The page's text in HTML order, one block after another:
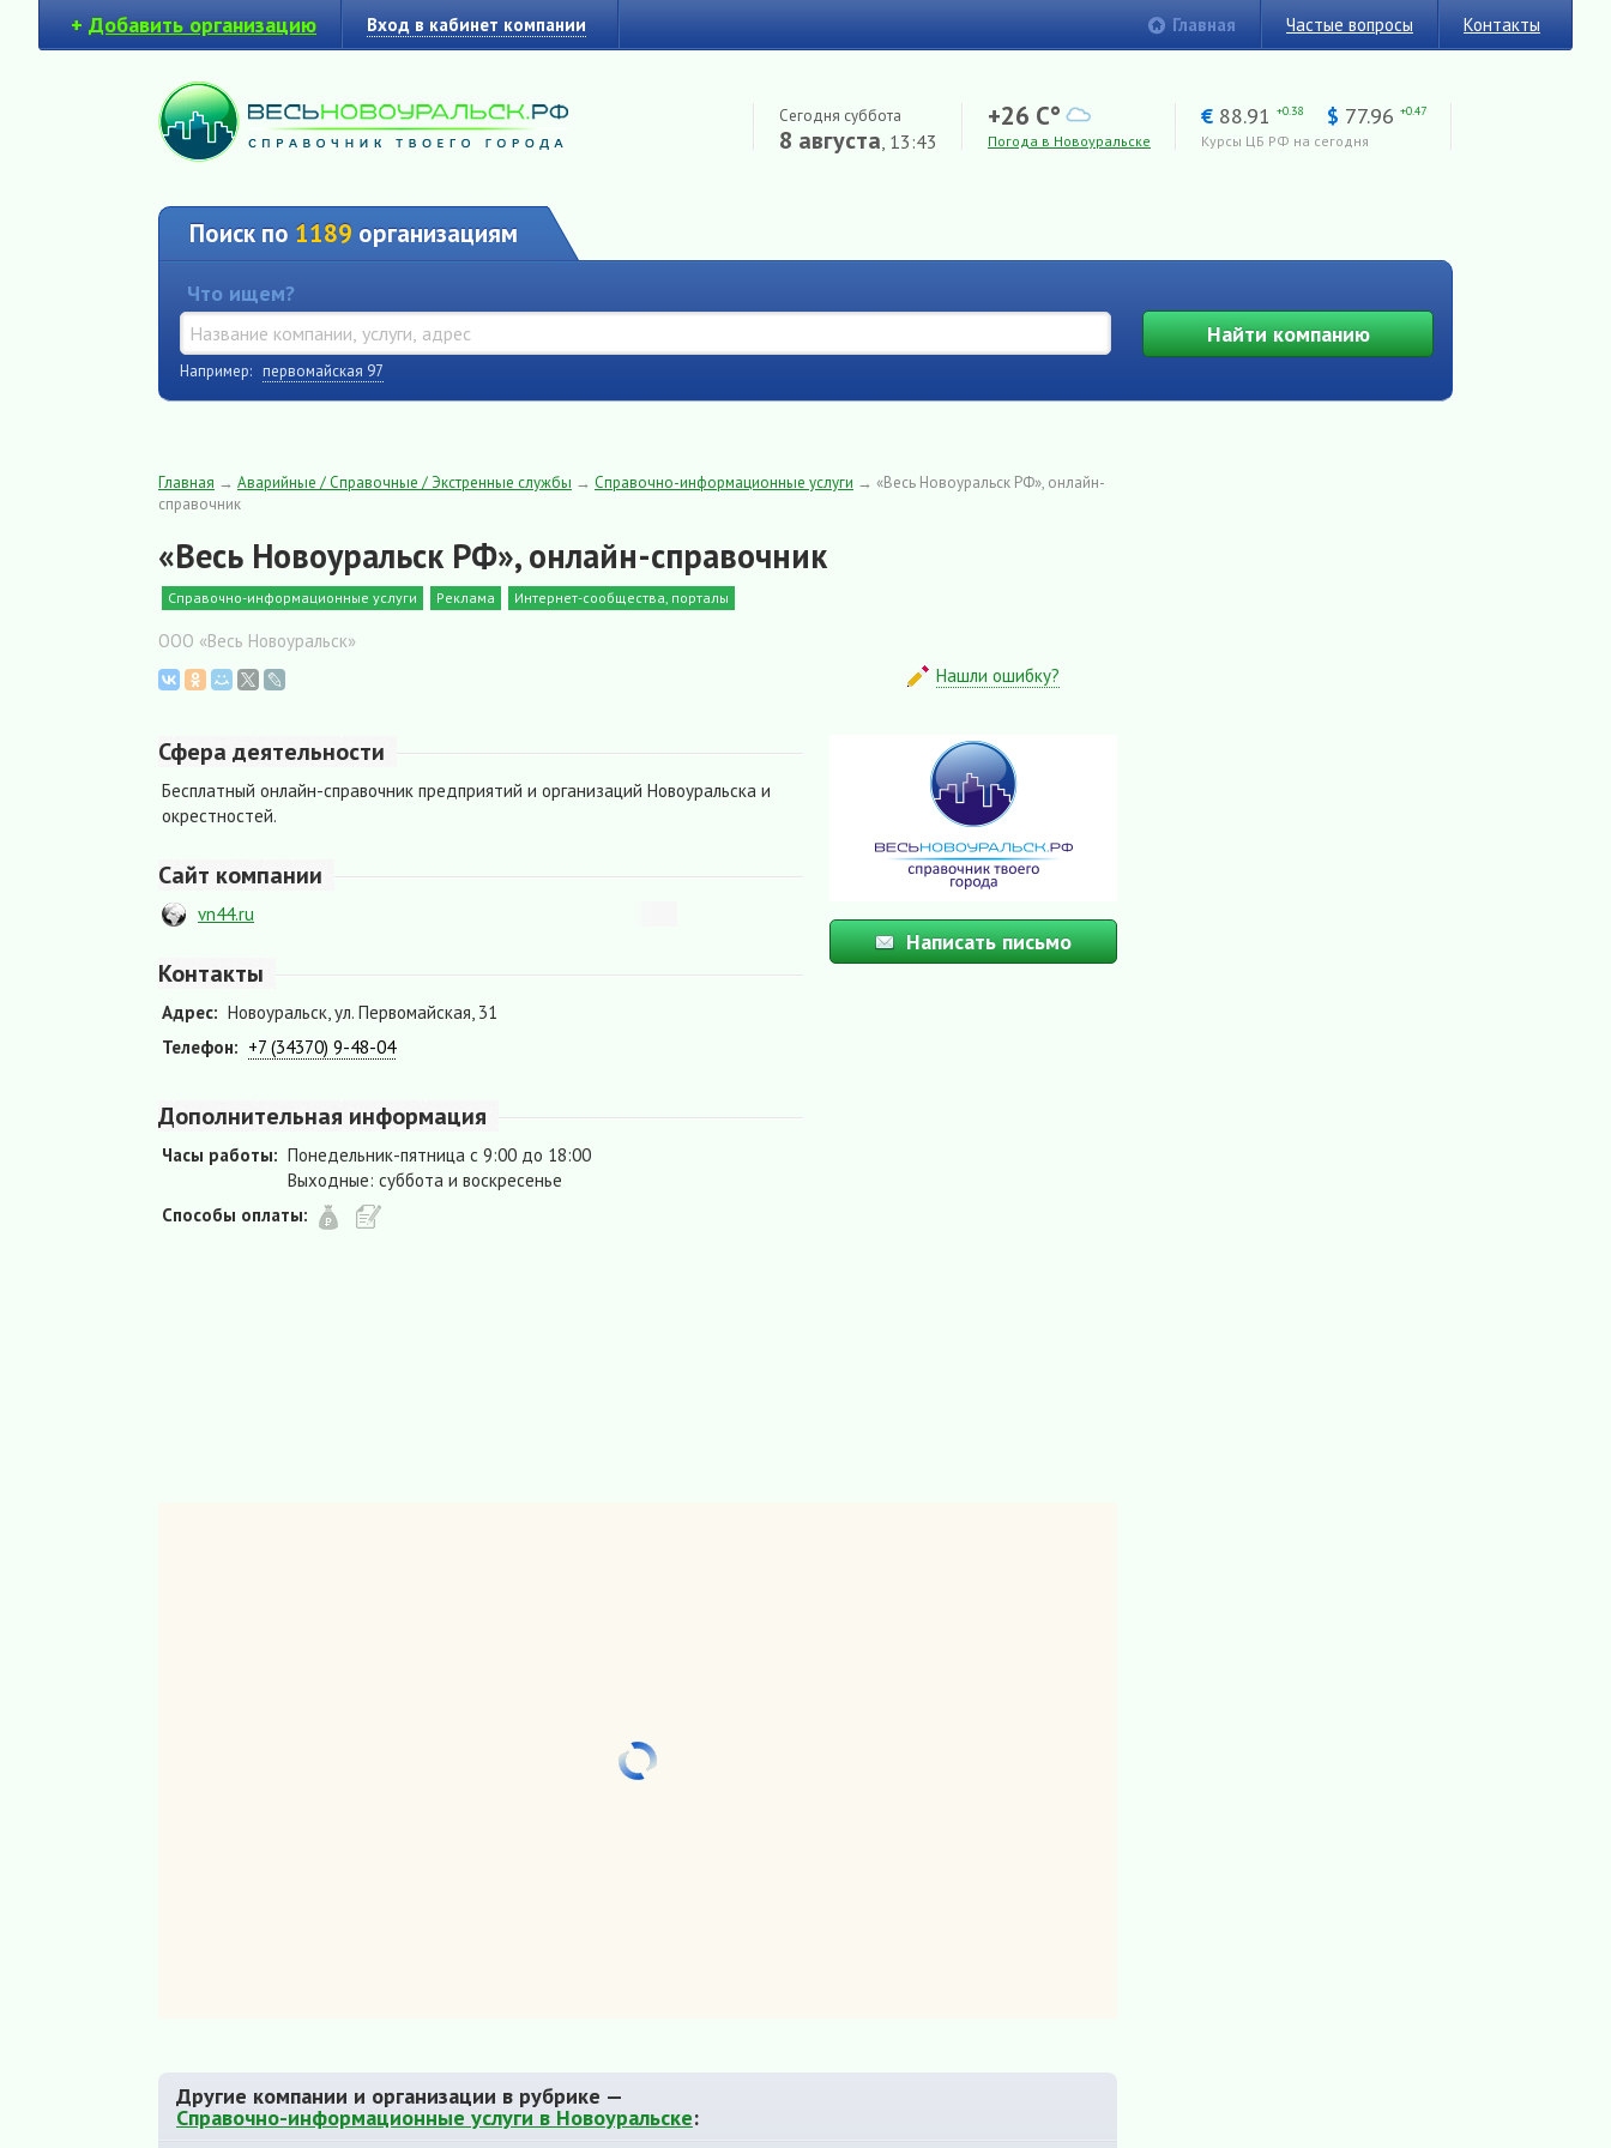
+ Добавить организацию Вход в кабинет компании Главная Частые вопросы Контакты
Сегодня суббота
8 августа, 13:43
+26 C°
Погода в Новоуральске
€ 88.91 +0.38 $ 77.96 +0.47
Курсы ЦБ РФ на сегодня
Поиск по 1189 организациям
Что ищем?
Найтикомпанию
Например: первомайская 97
Главная → Аварийные / Справочные / Экстренные службы → Справочно-информационные услуги → «Весь Новоуральск РФ», онлайн-
справочник
«Весь Новоуральск РФ», онлайн-справочник
Справочно-информационные услуги Реклама Интернет-сообщества, порталы
ООО «Весь Новоуральск»
Нашли ошибку?
Сфера деятельности
Бесплатный онлайн-справочник предприятий и организаций Новоуральска и
окрестностей.
Сайт компании
vn44.ru
Контакты
Адрес: Новоуральск, ул. Первомайская, 31
Телефон: +7 (34370) 9-48-04
Дополнительная информация
Часы работы: Понедельник-пятница с 9:00 до 18:00
Выходные: суббота и воскресенье
Способы оплаты:
Написать письмо
Другие компании и организации в рубрике —
Справочно-информационные услуги в Новоуральске: